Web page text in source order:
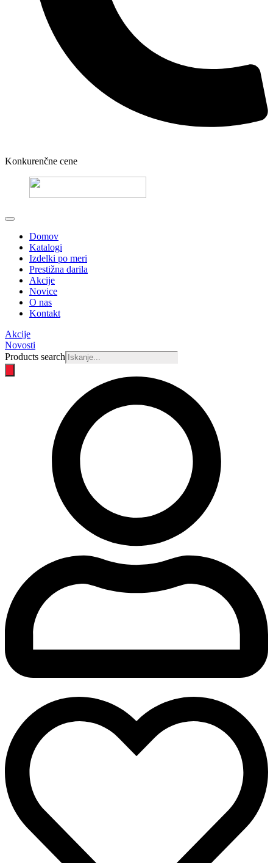
Konkurenčne cene
Domov
Katalogi
Izdelki po meri
Prestižna darila
Akcije
Novice
O nas
Kontakt
Akcije
Novosti
Products search